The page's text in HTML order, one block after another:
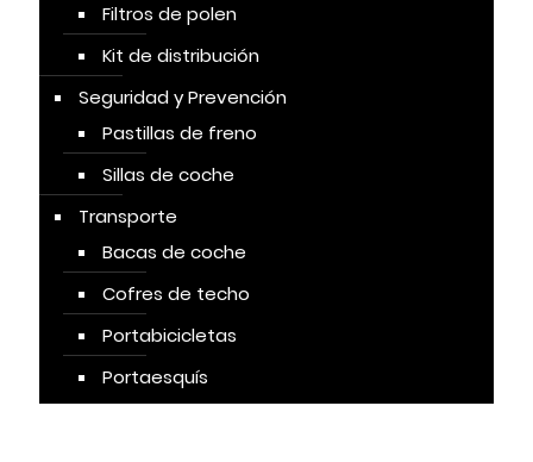
Filtros de polen
Kit de distribución
Seguridad y Prevención
Pastillas de freno
Sillas de coche
Transporte
Bacas de coche
Cofres de techo
Portabicicletas
Portaesquís